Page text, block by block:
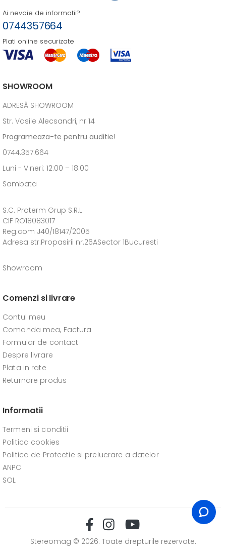
Ai nevoie de informatii?
0744357664
Plati online securizate
SHOWROOM
ADRESĂ SHOWROOM
Str. Vasile Alecsandri, nr 14
Programeaza-te pentru auditie!
0744.357.664
Luni - Vineri: 12:00 – 18.00
Sambata
S.C. Proterm Grup S.R.L.
CIF RO18083017
Reg.com J40/18147/2005
Adresa str.Propasirii nr.26ASector 1Bucuresti
Showroom
Comenzi si livrare
Contul meu
Comanda mea, Factura
Formular de contact
Despre livrare
Plata in rate
Returnare produs
Informatii
Termeni si conditii
Politica cookies
Politica de Protectie si prelucrare a datelor
ANPC
SOL
Stereomag © 2026. Toate drepturile rezervate.